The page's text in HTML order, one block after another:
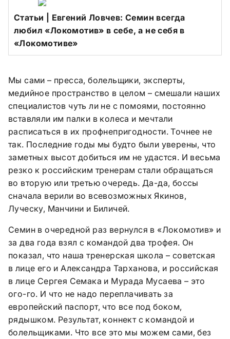
Cтатьи | Евгений Ловчев: Семин всегда
любил «Локомотив» в себе, а не себя в
«Локомотиве»
Мы сами – пресса, болельщики, эксперты,
медийное пространство в целом – смешали наших
специалистов чуть ли не с помоями, постоянно
вставляли им палки в колеса и мечтали
расписаться в их профнепригодности. Точнее не
так. Последние годы мы будто были уверены, что
заметных высот добиться им не удастся. И весьма
резко к российским тренерам стали обращаться
во вторую или третью очередь. Да-да, боссы
сначала верили во всевозможных Якинов,
Луческу, Манчини и Биличей.
Семин в очередной раз вернулся в «Локомотив» и
за два года взял с командой два трофея. Он
показал, что наша тренерская школа – советская
в лице его и Александра Тарханова, и российская
в лице Сергея Семака и Мурада Мусаева – это
ого-го. И что не надо переплачивать за
европейский паспорт, что все под боком,
рядышком. Результат, коннект с командой и
болельщиками. Что все это мы можем сами, без